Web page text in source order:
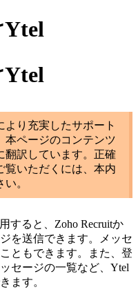
Ytel
Ytel
より充実したサポート
本ページのコンテンツ
翻訳しています。正確
覧いただくには、本内
。
すると、Zoho Recruitか
を送信できます。メッセ
ともできます。また、登
セージの一覧など、Ytel
ます。